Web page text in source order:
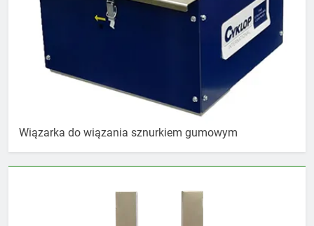
Wiązarka do wiązania sznurkiem gumowym